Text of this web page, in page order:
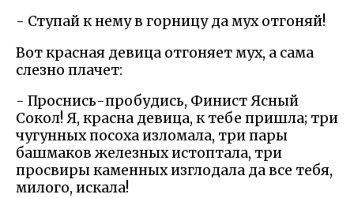
- Ступай к нему в горницу да мух отгоняй!
Вот красная девица отгоняет мух, а сама
слезно плачет:
- Проснись-пробудись, Финист Ясный
Сокол! Я, красна девица, к тебе пришла; три
чугунных посоха изломала, три пары
башмаков железных истоптала, три
просвиры каменных изглодала да все тебя,
милого, искала!